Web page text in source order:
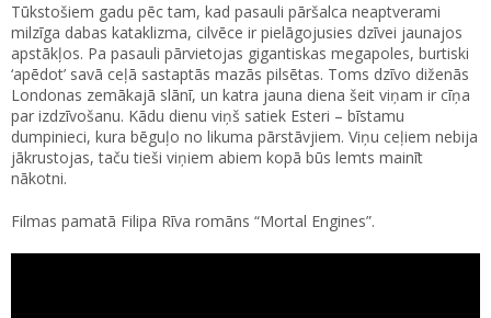
Tūkstošiem gadu pēc tam, kad pasauli pāršalca neaptverami
milzīga dabas kataklizma, cilvēce ir pielāgojusies dzīvei jaunajos
apstākļos. Pa pasauli pārvietojas gigantiskas megapoles, burtiski
‘apēdot’ savā ceļā sastaptās mazās pilsētas. Toms dzīvo diženās
Londonas zemākajā slānī, un katra jauna diena šeit viņam ir cīņa
par izdzīvošanu. Kādu dienu viņš satiek Esteri – bīstamu
dumpinieci, kura bēguļo no likuma pārstāvjiem. Viņu ceļiem nebija
jākrustojas, taču tieši viņiem abiem kopā būs lemts mainīt
nākotni.
Filmas pamatā Filipa Rīva romāns “Mortal Engines”.